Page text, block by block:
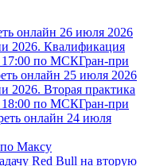
онлайн 26 июля 2026
2026. Квалификация
17:00 по МСКГран-при
онлайн 25 июля 2026
2026. Вторая практика
18:00 по МСКГран-при
онлайн 24 июля
Максу
Red Bull на вторую